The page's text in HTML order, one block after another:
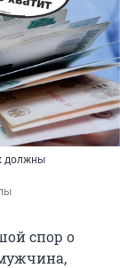
должны
спор о